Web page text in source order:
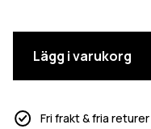
Lägg i varukorg
Fri frakt & fria returer